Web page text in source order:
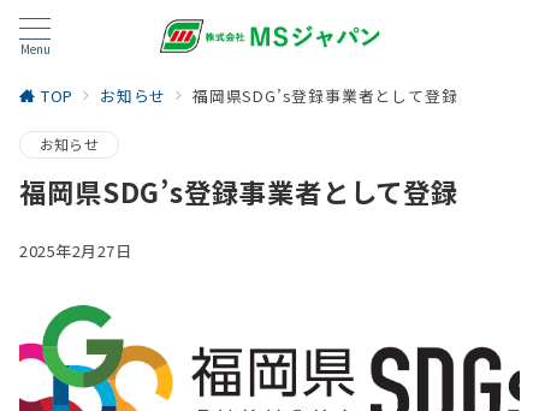
Menu
TOP お知らせ 福岡県SDG’s登録事業者として登録
お知らせ
福岡県SDG’s登録事業者として登録
2025年2月27日